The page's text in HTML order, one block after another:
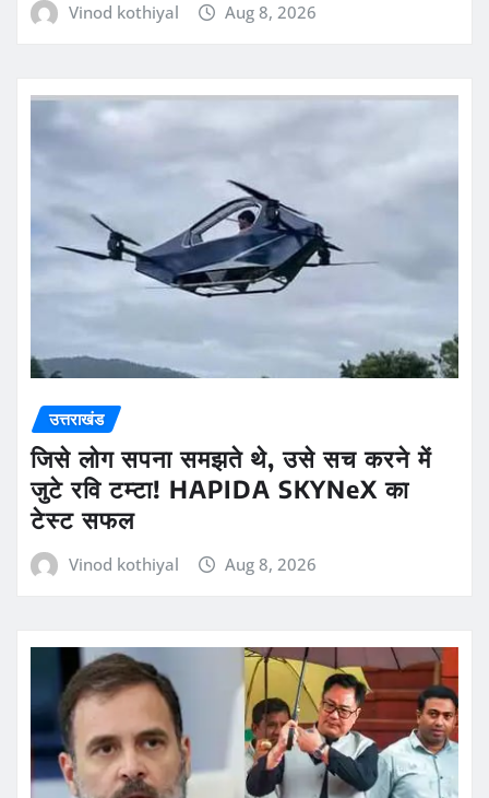
Vinod kothiyal Aug 8, 2026
उत्तराखंड
जिसे लोग सपना समझते थे, उसे सच करने में
जुटे रवि टम्टा! HAPIDA SKYNeX का
टेस्ट सफल
Vinod kothiyal Aug 8, 2026